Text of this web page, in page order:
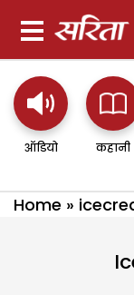
ऑडियो कहानी
Home »